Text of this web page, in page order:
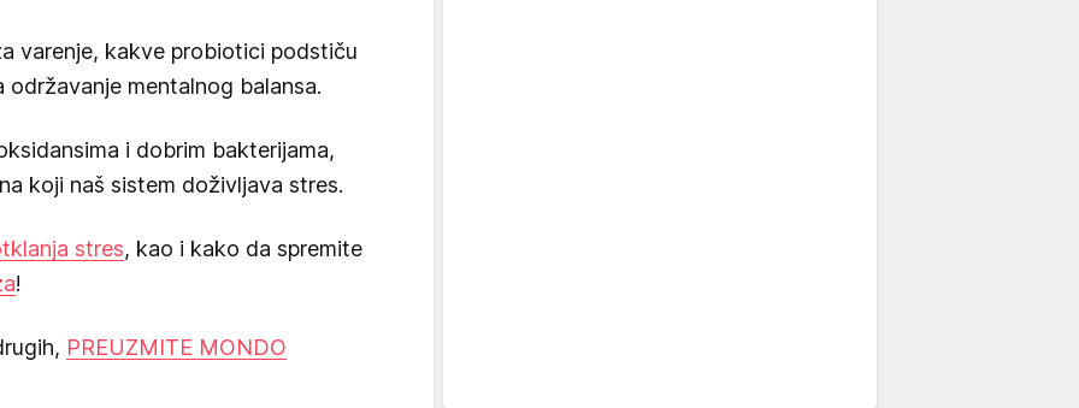
varenje, kakve probiotici podstiču
održavanje mentalnog balansa.
i dobrim bakterijama,
koji naš sistem doživljava stres.
stres, kao i kako da spremite
!
PREUZMITE MONDO